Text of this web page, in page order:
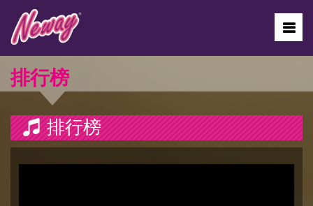
排行榜
排行榜